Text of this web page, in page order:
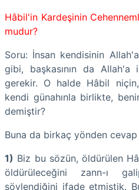
Hâbil'in Kardeşinin
mudur?
Soru: İnsan kendisinin
gibi, başkasının da Allah'a
gerekir. O halde Hâbil
kendi günahınla birlikte,
demiştir?
Buna da birkaç yönden
1) Biz bu sözün, öldürülen
öldürüleceğini zann-ı
söylendiğini ifade etmiştik.